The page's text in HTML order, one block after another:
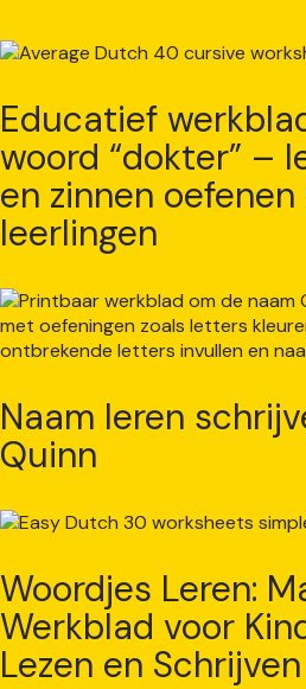
Educatief
woord “dokter” –
en zinnen
leerlingen
Naam leren
Quinn
Woordjes Leren:
Werkblad voor
Lezen en Schrijven